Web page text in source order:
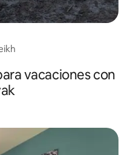
vacaciones con